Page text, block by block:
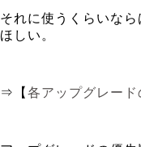
それに使うくらいな
ほしい。
⇒【 各アップグレード